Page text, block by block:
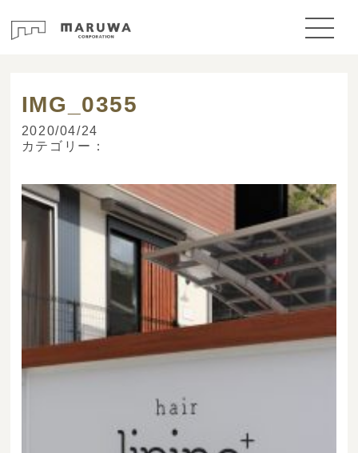
IMG_0355
2020/04/24
カテゴリー：